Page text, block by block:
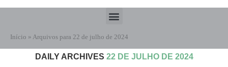
Início » Arquivos para 22 de julho de 2024
DAILY ARCHIVES 22 DE JULHO DE 2024